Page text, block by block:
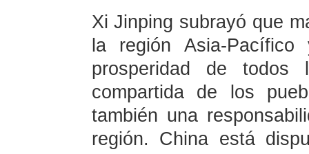
Xi Jinping subrayó que
la región Asia-
prosperidad de
compartida de los
también una
región. China está